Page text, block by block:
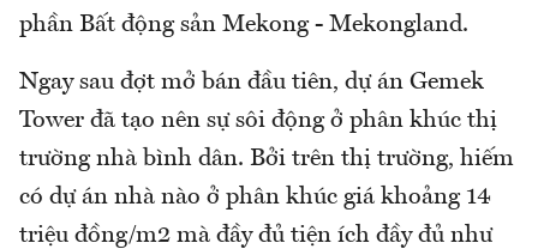
phần Bất động sản Mekong - Mekongland.
Ngay sau đợt mở bán đầu tiên, dự án Gemek
Tower đã tạo nên sự sôi động ở phân khúc thị
trường nhà bình dân. Bởi trên thị trường, hiếm
có dự án nhà nào ở phân khúc giá khoảng 14
triệu đồng/m2 mà đầy đủ tiện ích đầy đủ như